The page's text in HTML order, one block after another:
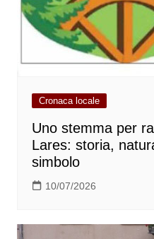
Cronaca locale
Uno stemma per
Lares: storia,
simbolo
10/07/2026